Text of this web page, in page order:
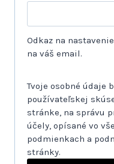
v
n
Odkaz na
na váš email.
Tvoje osobné údaje
používateľskej
stránke, na správu
účely, opísané vo
podmienkach a
stránky.